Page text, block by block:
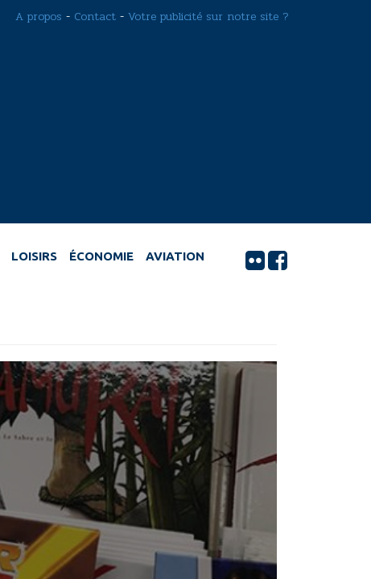
A propos - Contact - Votre publicité sur notre site ?
LOISIRS ÉCONOMIE AVIATION